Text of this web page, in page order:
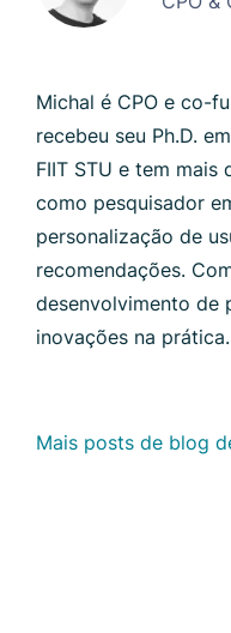
Michal é CPO e co-
recebeu seu Ph.D.
FIIT STU e tem mais
como pesquisador
personalização de
recomendações.
desenvolvimento de
inovações na prática.
Mais posts de blog